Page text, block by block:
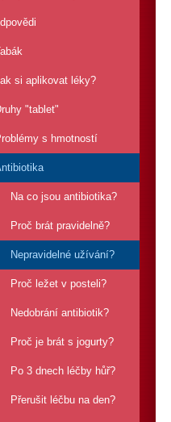
si aplikovat léky?
"tablet"
s hmotností
Na co jsou antibiotika?
Proč brát pravidelně?
Nepravidelné užívání?
Proč ležet v posteli?
Nedobrání antibiotik?
Proč je brát s jogurty?
Po 3 dnech léčby hůř?
Přerušit léčbu na den?